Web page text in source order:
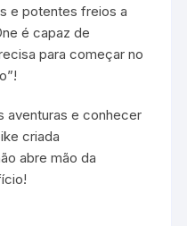
e potentes freios a
é capaz de
para começar no
aventuras e conhecer
criada
abre mão da